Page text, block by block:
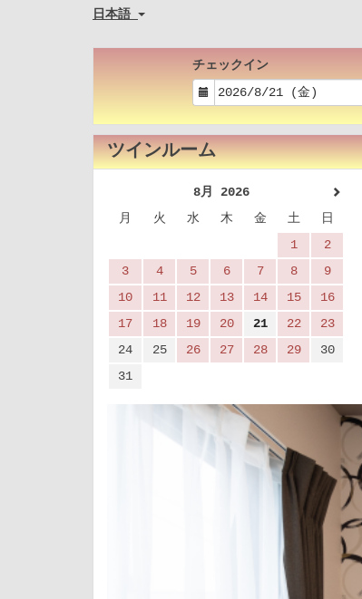
日本語
チェックイン
ツインルーム
8月 2026
月
火 水 木 金 土
日
1
2
3
4 5 6 7 8
9
10
11 12 13 14 15
16
17
18 19 20 21 22
23
24
25 26 27 28 29
30
31
Previous